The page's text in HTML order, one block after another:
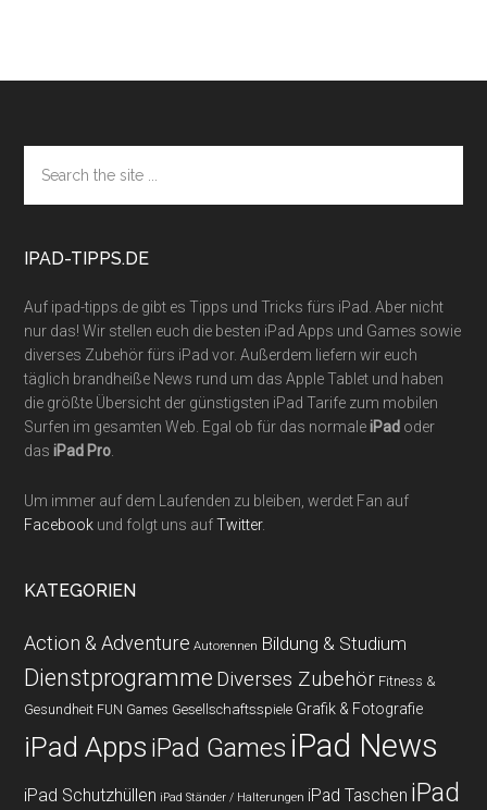
Footer
the
site
IPAD-TIPPS.DE
Auf ipad-tipps.de gibt es Tipps und Tricks fürs iPad. Aber nicht
nur das! Wir stellen euch die besten iPad Apps und Games sowie
diverses Zubehör fürs iPad vor. Außerdem liefern wir euch
täglich brandheiße News rund um das Apple Tablet und haben
die größte Übersicht der günstigsten iPad Tarife zum mobilen
Surfen im gesamten Web. Egal ob für das normaleiPad oder
dasiPad Pro
Um immer auf dem Laufenden zu bleiben, werdet Fan auf
Facebook und folgt uns aufTwitter.
KATEGORIEN
Action & Adventure Autorennen Bildung & Studium
Dienstprogramme Diverses Zubehör Fitness &
Gesundheit FUN Games Gesellschaftsspiele Grafik & Fotografie
iPad Apps iPad Games iPad News
iPad Schutzhüllen iPad Ständer / Halterungen iPad Taschen iPad